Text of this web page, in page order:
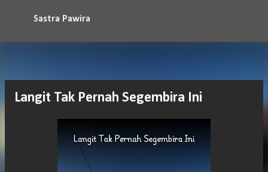
Langsung ke konten utama
Sastra Pawira
Langit Tak Pernah Segembira Ini